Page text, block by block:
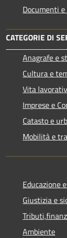
Documenti
CATEGORIE DI
Anagrafe e
Cultura e
Vita
Imprese e
Catasto e
Mobilità e
Educazione
Giustizia e
Ambiente